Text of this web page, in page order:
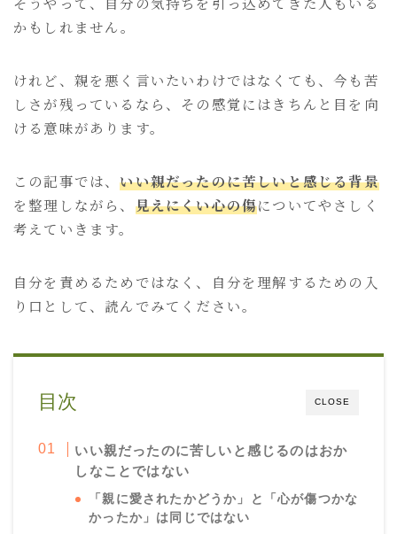
かもしれません。
けれど、親を悪く言いたいわけではなくても、今も苦
しさが残っているなら、その感覚にはきちんと目を向
ける意味があります。
この記事では、いい親だったのに苦しいと感じる背景
を整理しながら、 見えにくい心の傷についてやさしく
考えていきます。
自分を責めるためではなく、自分を理解するための入
り口として、読んでみてください。
CLOSE
目次
いい親だったのに苦しいと感じるのはおか
しなことではない
「親に愛されたかどうか」と「心が傷つかな
かったか」は同じではない